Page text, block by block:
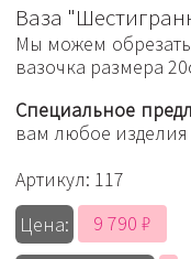
Ваза
Мы можем
вазочка размера
Специальное
вам любое изделия
Артикул: 117
Цена:
9 790 ₽